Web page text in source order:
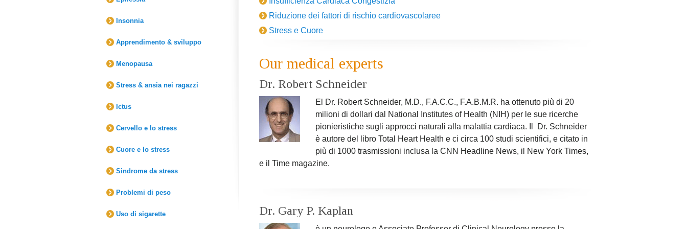
Insonnia
Apprendimento & sviluppo
Menopausa
Stress & ansia nei ragazzi
Ictus
Cervello e lo stress
Cuore e lo stress
Sindrome da stress
Problemi di peso
Uso di sigarette
implementarla su vasta scala.
Ricerca Scientifica Correlata
Riduzione dei fattori di rischio cardiovascolaree
Stress e Cuore
Our medical experts
Dr. Robert Schneider
El Dr. Robert Schneider, M.D., F.A.C.C., F.A.B.M.R. ha ottenuto più di 20
milioni di dollari dal National Institutes of Health (NIH) per le sue ricerche
pionieristiche sugli approcci naturali alla malattia cardiaca. Il Dr. Schneider
è autore del libro Total Heart Health e ci circa 100 studi scientifici, e citato in
più di 1000 trasmissioni inclusa la CNN Headline News, il New York Times,
e il Time magazine.
Dr. Gary P. Kaplan